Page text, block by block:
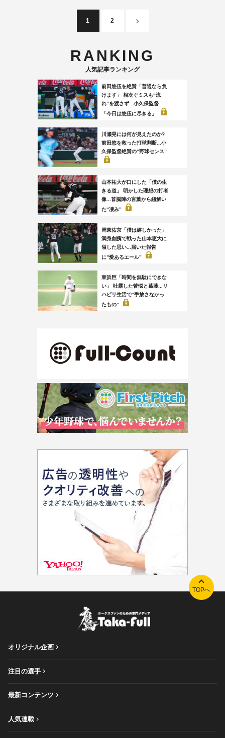
1 2
RANKING
人気記事ランキング
前田悠伍を絶賛「普通なら負
けます」 相次ぐミスも“流
れ”を渡さず...小久保監督
「今日は悠伍に尽きる」
川瀬晃には何が見えたのか?
前田悠を救った打球判断...小
久保監督絶賛の“野球センス”
山本祐大が口にした「僕の生
きる道」 明かした理想の打者
像...首脳陣の言葉から紐解い
た“凄み”
周東佑京「僕は嬉しかった」
満身創痍で戦った山本恵大に
溢した思い...届いた報告
に”愛あるエール”
東浜巨「時間を無駄にできな
い」 吐露した苦悩と葛藤...リ
ハビリ生活で“手放さなかっ
たもの”
TOPへ
オリジナル企画
注目の選手
最新コンテンツ
人気連載